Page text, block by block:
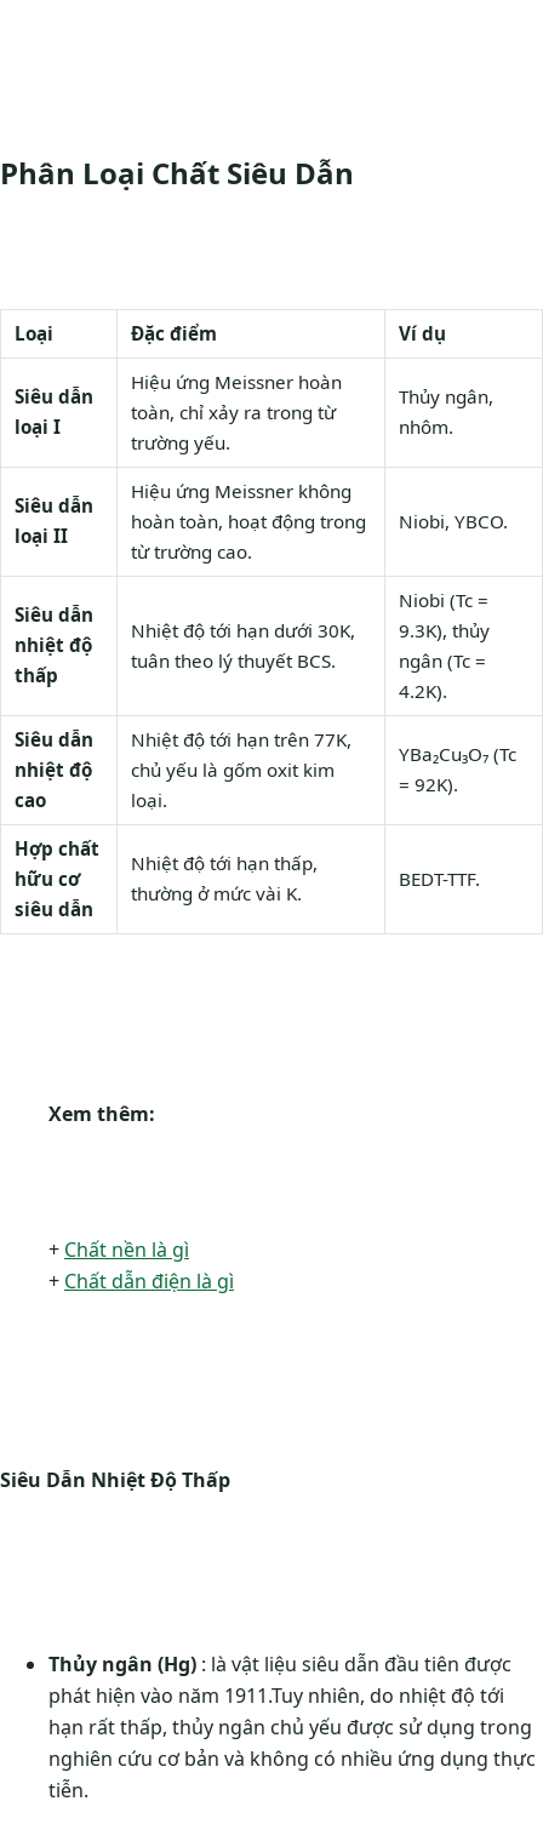
Phân Loại Chất Siêu Dẫn
Loại Đặc điểm Ví dụ
Siêu dẫn
loại I
Hiệu ứng Meissner hoàn
toàn, chỉ xảy ra trong từ
trường yếu.
Thủy ngân,
nhôm.
Siêu dẫn
loại II
Hiệu ứng Meissner không
hoàn toàn, hoạt động trong
từ trường cao.
Niobi, YBCO.
Siêu dẫn
nhiệt độ
thấp
Nhiệt độ tới hạn dưới 30K,
tuân theo lý thuyết BCS.
Niobi (Tc =
9.3K), thủy
ngân (Tc =
4.2K).
Siêu dẫn
nhiệt độ
cao
Nhiệt độ tới hạn trên 77K,
chủ yếu là gốm oxit kim
loại.
YBa₂Cu₃O₇ (Tc
= 92K).
Hợp chất
hữu cơ
siêu dẫn
Nhiệt độ tới hạn thấp,
thường ở mức vài K.
BEDT-TTF.
Xem thêm:
+ Chất nền là gì
+ Chất dẫn điện là gì
Siêu Dẫn Nhiệt Độ Thấp
Thủy ngân (Hg) : là vật liệu siêu dẫn đầu tiên được
phát hiện vào năm 1911.Tuy nhiên, do nhiệt độ tới
hạn rất thấp, thủy ngân chủ yếu được sử dụng trong
nghiên cứu cơ bản và không có nhiều ứng dụng thực
tiễn.